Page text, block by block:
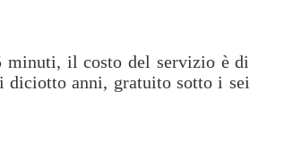
minuti, il costo del servizio è di
anni, gratuito sotto i sei